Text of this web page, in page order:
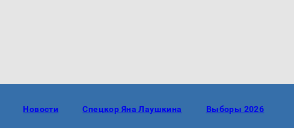
Новости Спецкор Яна Лаушкина Выборы 2026